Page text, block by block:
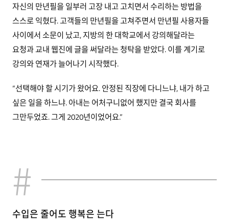
자신의 만년필을 일부러 고장 내고 고치면서 수리하는 방법을
스스로 익혔다. 고객들의 만년필을 고쳐주면서 만년필 사용자들
사이에서 소문이 났고, 지방의 한 대학교에서 강의해달라는
요청과 교내 웹진에 글을 써달라는 청탁을 받았다. 이를 계기로
강의와 연재가 늘어나기 시작했다.
“선택해야 할 시기가 왔어요. 안정된 직장에 다니느냐, 내가 하고
싶은 일을 하느냐. 아내는 어처구니없어 했지만 결국 회사를
그만두었죠. 그게 2020년이었어요.”
수입은 줄어도 행복은 는다